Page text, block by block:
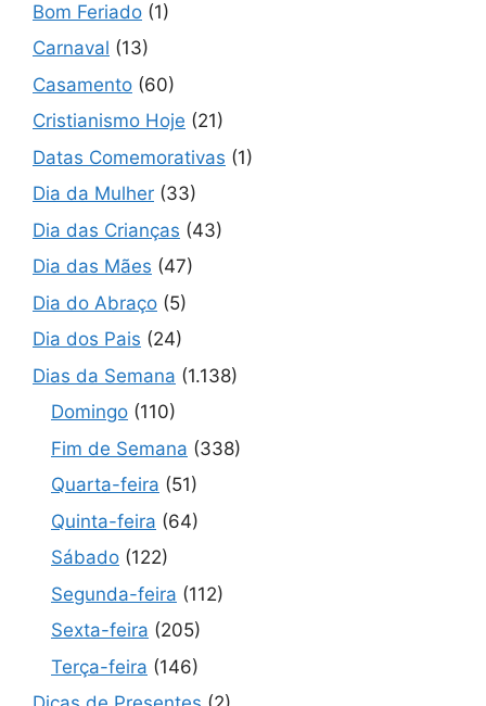
Bom Feriado (1)
Carnaval (13)
Casamento (60)
Cristianismo Hoje (21)
Datas Comemorativas (1)
Dia da Mulher (33)
Dia das Crianças (43)
Dia das Mães (47)
Dia do Abraço (5)
Dia dos Pais (24)
Dias da Semana (1.138)
Domingo (110)
Fim de Semana (338)
Quarta-feira (51)
Quinta-feira (64)
Sábado (122)
Segunda-feira (112)
Sexta-feira (205)
Terça-feira (146)